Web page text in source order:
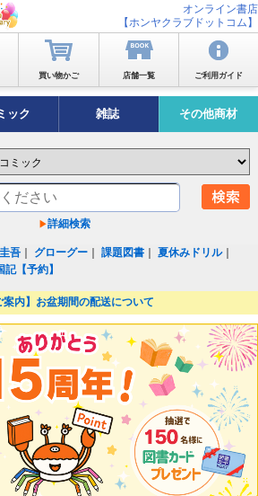
オンライン書店
【ホンヤクラブドットコム】
買い物かご 店舗一覧 ご利用ガイド
ック 雑誌 その他商材
詳細検索
吾 グローグー ｜課題図書 ｜夏休みドリル｜
記【予約】
案内】お盆期間の配送について